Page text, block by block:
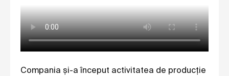
Compania și-a început activitatea de producție